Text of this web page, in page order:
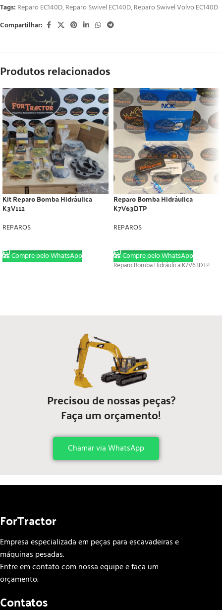
Tags: Reparo EC140D,Reparo Swivel EC140D,Reparo Swivel Volvo EC140D
Compartilhar:
Produtos relacionados
Kit Reparo Bomba Hidráulica
K3V112
REPAROS
Compre pelo WhatsApp
Reparo Bomba Hidráulica
K7V63DTP
REPAROS
Compre pelo WhatsApp
Reparo Bomba Hidráulica K7V63DTP
Precisou de nossas peças?
Faça um orçamento!
Chamar via WhatsApp
ForTractor
Empresa especializada em peças para escavadeiras e
máquinas pesadas.
Entre em contato com nossa equipe e faça um
orçamento.
Contatos